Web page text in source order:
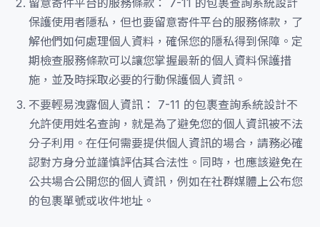
留意寄件平台的服務條款： 7-11 的包裹查詢系統設計
保護使用者隱私，但也要留意寄件平台的服務條款，了
解他們如何處理個人資料，確保您的隱私得到保障。定
期檢查服務條款可以讓您掌握最新的個人資料保護措
施，並及時採取必要的行動保護個人資訊。
不要輕易洩露個人資訊： 7-11 的包裹查詢系統設計不
允許使用姓名查詢，就是為了避免您的個人資訊被不法
分子利用。在任何需要提供個人資訊的場合，請務必確
認對方身分並謹慎評估其合法性。同時，也應該避免在
公共場合公開您的個人資訊，例如在社群媒體上公布您
的包裹單號或收件地址。